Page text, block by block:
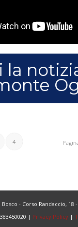
la
4
- Corso Randaccio, 18 -
| Privacy Policy|